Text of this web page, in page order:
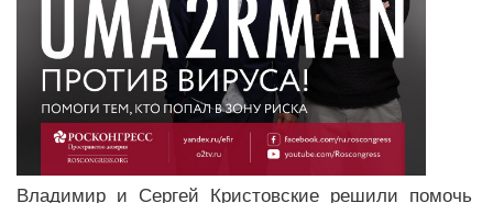
Владимир и Сергей Кристовские решили помочь